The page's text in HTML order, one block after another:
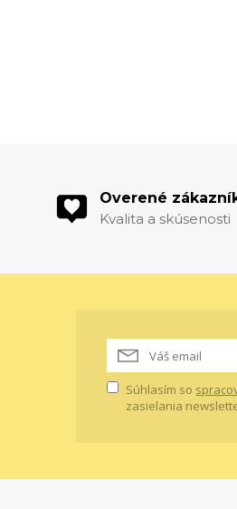
Overené
Kvalita a skúsenosti
Súhlasím so
zasielania